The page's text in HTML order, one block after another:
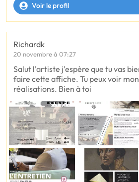
Voir le profil
Richardk
20 novembre à 07:27
Salut l'artiste j'espère que tu vas
faire cette affiche. Tu peux voir
réalisations. Bien à toi